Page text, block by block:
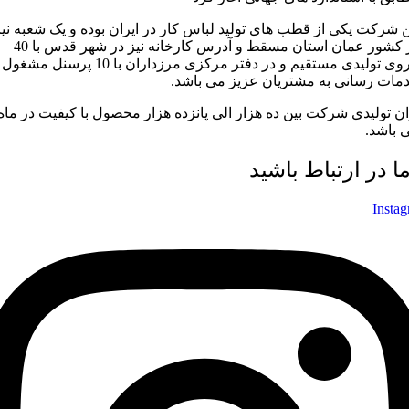
شرکت یکی از قطب های تولید لباس کار در ایران بوده و یک شعبه
در کشور عمان استان مسقط و آدرس کارخانه نیز در شهر قدس با 40
نیروی تولیدی مستقیم و در دفتر مرکزی مرزداران با 10 پرسنل مشغول
رسانی به مشتریان عزیز می باشد.
تولیدی شرکت بین ده هزار الی پانزده هزار محصول با کیفیت در
باشد.
در ارتباط باشید